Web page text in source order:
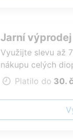
Jarní výprodej
Využijte slevu až
nákupu celých
Platilo do 30.